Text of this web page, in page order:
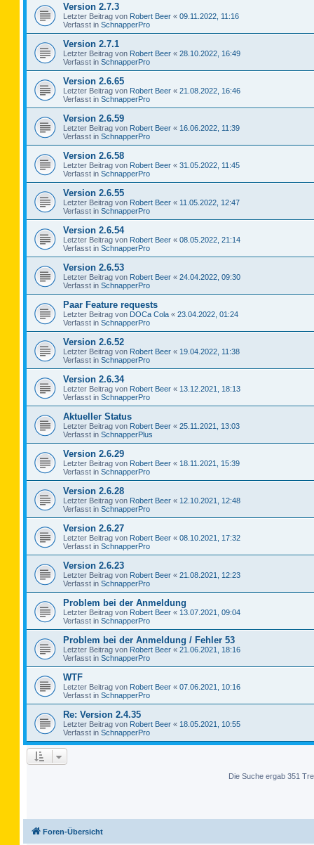
Version 2.7.3
Letzter Beitrag von Robert Beer « 09.11.2022, 11:16
Verfasst in SchnapperPro
Version 2.7.1
Letzter Beitrag von Robert Beer « 28.10.2022, 16:49
Verfasst in SchnapperPro
Version 2.6.65
Letzter Beitrag von Robert Beer « 21.08.2022, 16:46
Verfasst in SchnapperPro
Version 2.6.59
Letzter Beitrag von Robert Beer « 16.06.2022, 11:39
Verfasst in SchnapperPro
Version 2.6.58
Letzter Beitrag von Robert Beer « 31.05.2022, 11:45
Verfasst in SchnapperPro
Version 2.6.55
Letzter Beitrag von Robert Beer « 11.05.2022, 12:47
Verfasst in SchnapperPro
Version 2.6.54
Letzter Beitrag von Robert Beer « 08.05.2022, 21:14
Verfasst in SchnapperPro
Version 2.6.53
Letzter Beitrag von Robert Beer « 24.04.2022, 09:30
Verfasst in SchnapperPro
Paar Feature requests
Letzter Beitrag von DOCa Cola « 23.04.2022, 01:24
Verfasst in SchnapperPro
Version 2.6.52
Letzter Beitrag von Robert Beer « 19.04.2022, 11:38
Verfasst in SchnapperPro
Version 2.6.34
Letzter Beitrag von Robert Beer « 13.12.2021, 18:13
Verfasst in SchnapperPro
Aktueller Status
Letzter Beitrag von Robert Beer « 25.11.2021, 13:03
Verfasst in SchnapperPlus
Version 2.6.29
Letzter Beitrag von Robert Beer « 18.11.2021, 15:39
Verfasst in SchnapperPro
Version 2.6.28
Letzter Beitrag von Robert Beer « 12.10.2021, 12:48
Verfasst in SchnapperPro
Version 2.6.27
Letzter Beitrag von Robert Beer « 08.10.2021, 17:32
Verfasst in SchnapperPro
Version 2.6.23
Letzter Beitrag von Robert Beer « 21.08.2021, 12:23
Verfasst in SchnapperPro
Problem bei der Anmeldung
Letzter Beitrag von Robert Beer « 13.07.2021, 09:04
Verfasst in SchnapperPro
Problem bei der Anmeldung / Fehler 53
Letzter Beitrag von Robert Beer « 21.06.2021, 18:16
Verfasst in SchnapperPro
WTF
Letzter Beitrag von Robert Beer « 07.06.2021, 10:16
Verfasst in SchnapperPro
Re: Version 2.4.35
Letzter Beitrag von Robert Beer « 18.05.2021, 10:55
Verfasst in SchnapperPro
Die Suche ergab 351
Foren-Übersicht